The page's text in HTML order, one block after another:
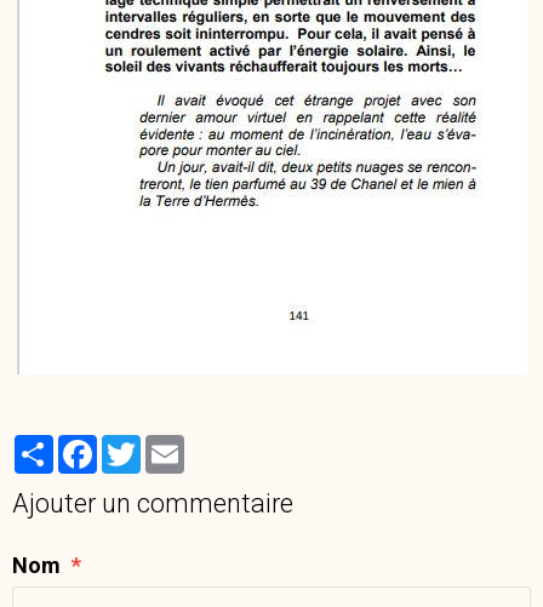
PartagerFacebook
Twitter
Ajouter un commentaire
Nom